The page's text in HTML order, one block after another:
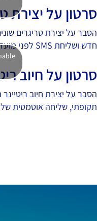
סרטון על יצירת
הסבר על יצירת טריגרים
חדש ושליחת SMS לפני מועד ההתקשרות הבא ללקוח.
סרטון על חיוב
הסבר על יצירת חיוב
תקופתי, שליחה אוטמטית